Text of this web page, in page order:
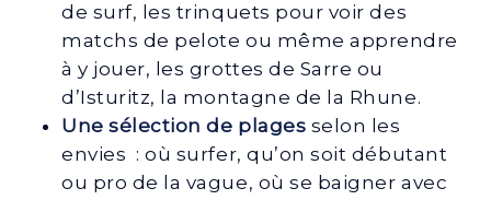
de surf, les trinquets pour voir des
matchs de pelote ou même apprendre
à y jouer, les grottes de Sarre ou
d’Isturitz, la montagne de la Rhune.
Une sélection de plages selon les
envies : où surfer, qu’on soit débutant
ou pro de la vague, où se baigner avec